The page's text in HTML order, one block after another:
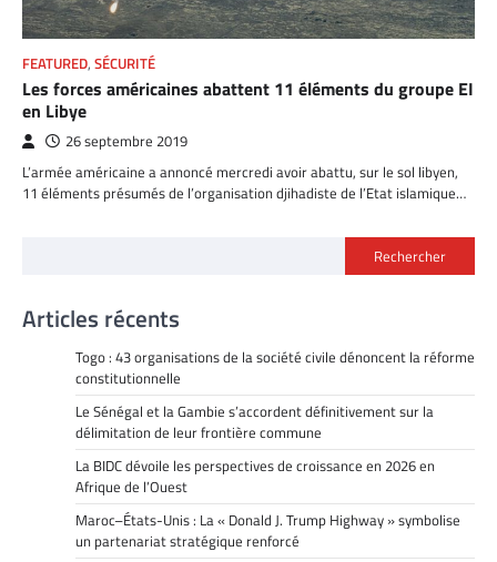
FEATURED, SÉCURITÉ
Les forces américaines abattent 11 éléments du groupe EI
en Libye
26 septembre 2019
L’armée américaine a annoncé mercredi avoir abattu, sur le sol libyen,
11 éléments présumés de l’organisation djihadiste de l’Etat islamique…
Rechercher
Articles récents
Togo : 43 organisations de la société civile dénoncent la réforme
constitutionnelle
Le Sénégal et la Gambie s’accordent définitivement sur la
délimitation de leur frontière commune
La BIDC dévoile les perspectives de croissance en 2026 en
Afrique de l’Ouest
Maroc–États-Unis : La « Donald J. Trump Highway » symbolise
un partenariat stratégique renforcé